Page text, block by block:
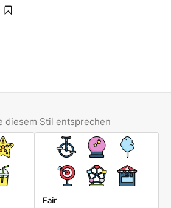
diesem Stil entsprechen
Fair